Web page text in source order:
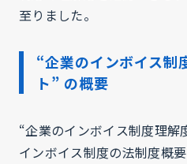
至りました。
“企業のインボイス制
ト” の概要
“企業のインボイス制度理解
インボイス制度の法制度概